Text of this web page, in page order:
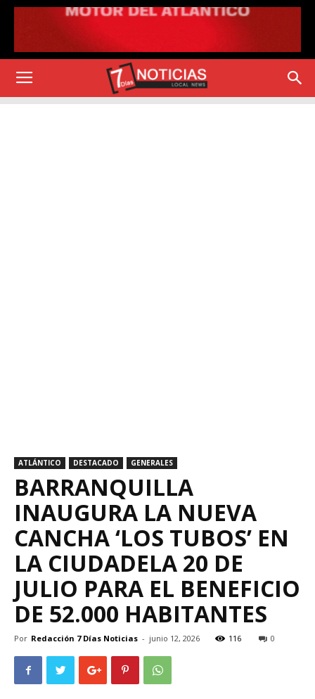
ATLÁNTICO DESTACADO GENERALES
BARRANQUILLA
INAUGURA LA NUEVA
CANCHA ‘LOS TUBOS’ EN
LA CIUDADELA 20 DE
JULIO PARA EL BENEFICIO
DE 52.000 HABITANTES
Por Redacción 7 Días Noticias - junio 12, 2026 116 0